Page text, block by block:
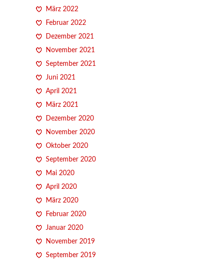
März 2022
Februar 2022
Dezember 2021
November 2021
September 2021
Juni 2021
April 2021
März 2021
Dezember 2020
November 2020
Oktober 2020
September 2020
Mai 2020
April 2020
März 2020
Februar 2020
Januar 2020
November 2019
September 2019